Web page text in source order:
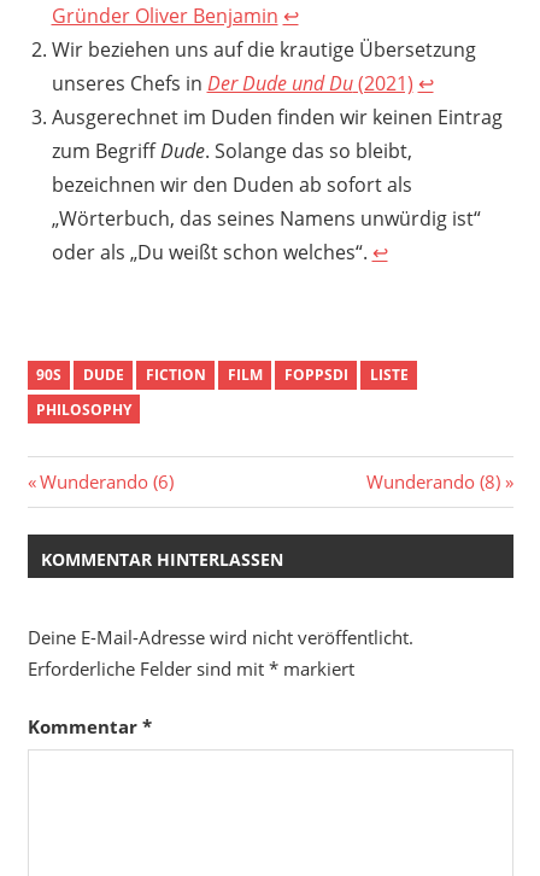
Gründer Oliver Benjamin ↩︎
Wir beziehen uns auf die krautige Übersetzung
unseres Chefs in Der Dude und Du(2021) ↩︎
Ausgerechnet im Duden finden wir keinen Eintrag
zum BegriffDude. Solange das so bleibt,
bezeichnen wir den Duden ab sofort als
„Wörterbuch, das seines Namens unwürdig ist“
oder als „Du weißt schon welches“. ↩︎
90S DUDE FICTION FILM FOPPSDI
LISTE
PHILOSOPHY
Beitragsnavigation
Vorheriger
Beitrag:
Wunderando (6)
Nächster
Beitrag:
Wunderando (8)
KOMMENTAR HINTERLASSEN
Deine E-Mail-Adresse wird nicht veröffentlicht.
Erforderliche Felder sind mit *markiert
Kommentar *